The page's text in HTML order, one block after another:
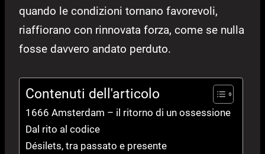
quando le condizioni tornano favorevoli,
riaffiorano con rinnovata forza, come se nulla
fosse davvero andato perduto.
Contenuti dell'articolo
1666 Amsterdam – il ritorno di un ossessione
Dal rito al codice
Désilets, tra passato e presente